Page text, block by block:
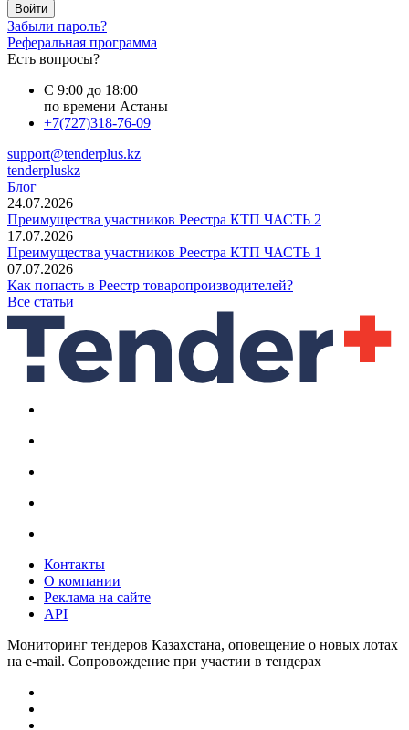
Войти
Забыли пароль?
Реферальная программа
Есть вопросы?
С 9:00 до 18:00
по времени Астаны
+7(727)318-76-09
support@tenderplus.kz
tenderpluskz
Блог
24.07.2026
Преимущества участников Реестра КТП ЧАСТЬ 2
17.07.2026
Преимущества участников Реестра КТП ЧАСТЬ 1
07.07.2026
Как попасть в Реестр товаропроизводителей?
Все статьи
Контакты
О компании
Реклама на сайте
API
Мониторинг тендеров Казахстана, оповещение о новых лотах
на e-mail. Сопровождение при участии в тендерах